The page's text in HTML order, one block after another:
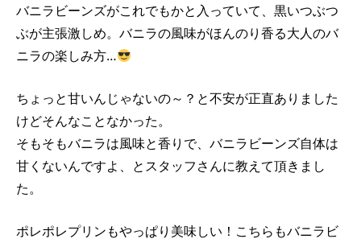
バニラビーンズがこれでもかと入っていて、黒いつぶつ
ぶが主張激しめ。バニラの風味がほんのり香る大人のバ
ニラの楽しみ方…
ちょっと甘いんじゃないの～？と不安が正直ありました
けどそんなことなかった。
そもそもバニラは風味と香りで、バニラビーンズ自体は
甘くないんですよ、とスタッフさんに教えて頂きまし
た。
ポレポレプリンもやっぱり美味しい！こちらもバニラビ